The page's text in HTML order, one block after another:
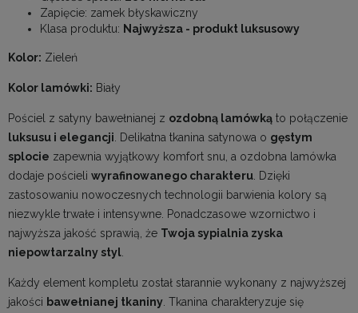
Zapięcie: zamek błyskawiczny
Klasa produktu: Najwyższa - produkt luksusowy
Kolor: Zieleń
Kolor lamówki: Biały
Pościel z satyny bawełnianej z ozdobną lamówką to połączenie
luksusu i elegancji . Delikatna tkanina satynowa o gęstym
splocie zapewnia wyjątkowy komfort snu, a ozdobna lamówka
dodaje pościeli wyrafinowanego charakteru . Dzięki
zastosowaniu nowoczesnych technologii barwienia kolory są
niezwykle trwałe i intensywne. Ponadczasowe wzornictwo i
najwyższa jakość sprawią, że Twoja sypialnia zyska
niepowtarzalny styl
Każdy element kompletu został starannie wykonany z najwyższej
jakości bawełnianej tkaniny . Tkanina charakteryzuje się